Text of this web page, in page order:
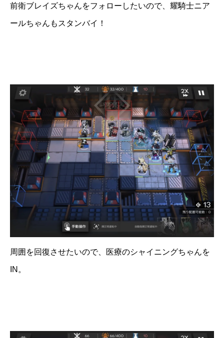
前衛ブレイズちゃんをフォローしたいので、耀騎士ニア
ールちゃんもスタンバイ！
周囲を回復させたいので、医療のシャイニングちゃんを
IN。